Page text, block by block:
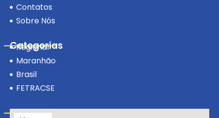
Contatos
Sobre Nós
Categorias
Regional
Maranhão
Brasil
FETRACSE
Visite-nos!